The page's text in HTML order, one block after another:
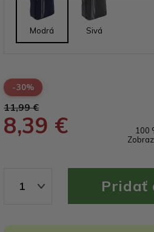
Modrá Sivá
-30%
11,99 €
8,39 €
100
1